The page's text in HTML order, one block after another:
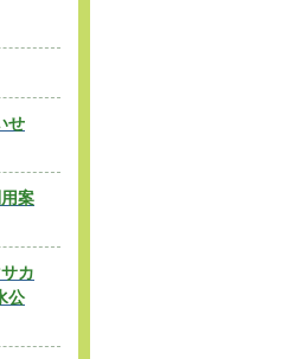
せ
案
カ
公